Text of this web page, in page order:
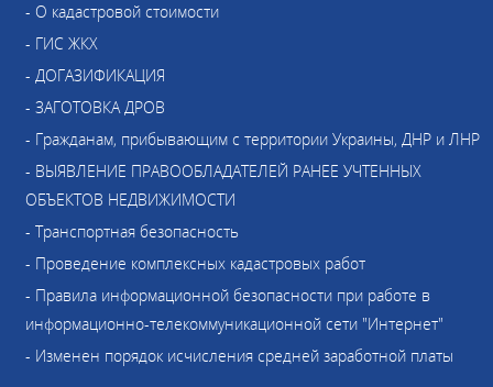
- О кадастровой стоимости
- ГИС ЖКХ
- ДОГАЗИФИКАЦИЯ
- ЗАГОТОВКА ДРОВ
- Гражданам, прибывающим с территории Украины, ДНР и ЛНР
- ВЫЯВЛЕНИЕ ПРАВООБЛАДАТЕЛЕЙ РАНЕЕ УЧТЕННЫХ
ОБЪЕКТОВ НЕДВИЖИМОСТИ
- Транспортная безопасность
- Проведение комплексных кадастровых работ
- Правила информационной безопасности при работе в
информационно-телекоммуникационной сети "Интернет"
- Изменен порядок исчисления средней заработной платы